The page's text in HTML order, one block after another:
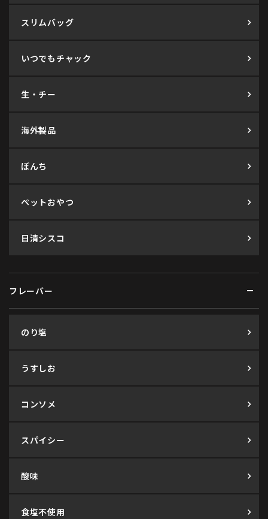
スリムバッグ
いつでもチャック
生・チー
海外製品
ぼんち
ペットおやつ
日清シスコ
フレーバー
のり塩
うすしお
コンソメ
スパイシー
酸味
食塩不使用